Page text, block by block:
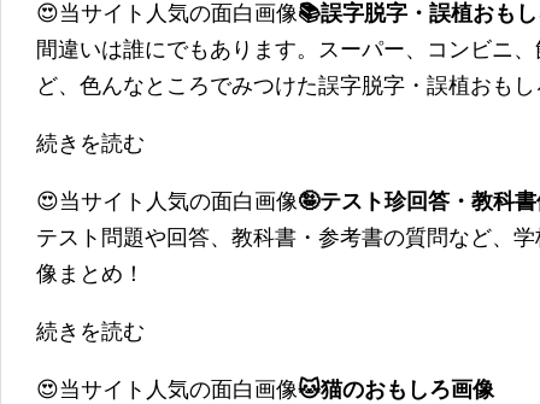
😍当サイト人気の面白画像📚誤字脱字・誤植おも
間違いは誰にでもあります。スーパー、コンビニ
ど、色んなところでみつけた誤字脱字・誤植おも
続きを読む
😍当サイト人気の面白画像🤪テスト珍回答・教科
テスト問題や回答、教科書・参考書の質問など、
像まとめ！
続きを読む
😍当サイト人気の面白画像🐱猫のおもしろ画像